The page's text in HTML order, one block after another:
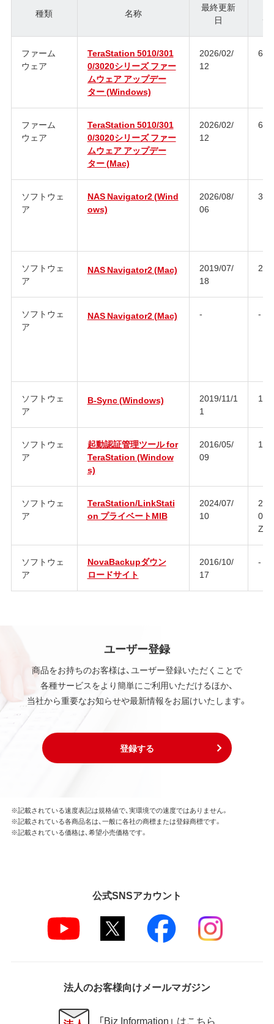
種類 名称
最終更新
日
ジ
ファーム
ウェア
TeraStation 5010/301
0/3020シリーズ ファー
ムウェア アップデー
ター (Windows)
2026/02/
12
ファーム
ウェア
TeraStation 5010/301
0/3020シリーズ ファー
ムウェア アップデー
ター (Mac)
2026/02/
12
ソフトウェ
ア
NAS Navigator2 (Wind
ows)
2026/08/
06
ソフトウェ
ア
NAS Navigator2 (Mac)
2019/07/
18
ソフトウェ
ア
NAS Navigator2 (Mac) - -
ソフトウェ
ア
B-Sync (Windows)
2019/11/1
1
ソフトウェ
ア
起動認証管理ツール for
TeraStation (Window
s)
2016/05/
09
ソフトウェ
ア
TeraStation/LinkStati
on プライベートMIB
2024/07/
10
Z
ソフトウェ
ア
NovaBackupダウン
ロードサイト
2016/10/
17
-
ユーザー登録
商品をお持ちのお客様は、ユーザー登録いただくことで
各種サービスをより簡単にご利用いただけるほか、
当社から重要なお知らせや最新情報をお届けいたします。
登録する
※記載されている速度表記は規格値で、実環境での速度ではありません。
※記載されている各商品名は、一般に各社の商標または登録商標です。
※記載されている価格は、希望小売価格です。
公式SNSアカウント
法人のお客様向けメールマガジン
「Biz Information」 はこちら